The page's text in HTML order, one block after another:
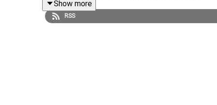
Tidigare pristagare från Fredrika Bremer-
Show more
RSS